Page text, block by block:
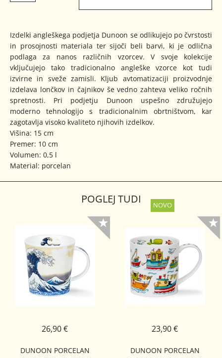
Izdelki angleškega podjetja Dunoon se odlikujejo po čvrstosti
in prosojnosti materiala ter sijoči beli barvi, ki je odlična
podlaga za nanos različnih vzorcev. V svoje kolekcije
vključujejo tako tradicionalno angleške vzorce kot tudi
izvirne in sveže zamisli. Kljub avtomatizaciji proizvodnje
izdelava lončkov in čajnikov še vedno zahteva veliko ročnih
spretnosti. Pri podjetju Dunoon uspešno združujejo
moderno tehnologijo s tradicionalnim obrtništvom, kar
zagotavlja visoko kvaliteto njihovih izdelkov.
Višina: 15 cm
Premer: 10 cm
Volumen: 0,5 l
Material: porcelan
POGLEJ TUDI
DUNOON PORCELAN
26,90 €
DUNOON PORCELAN
23,90 €